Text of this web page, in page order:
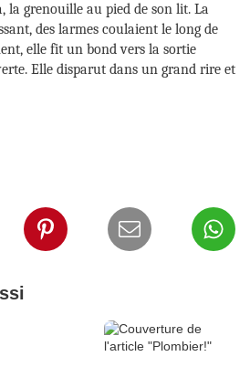
la grenouille au pied de son lit. La
des larmes coulaient le long de
elle fit un bond vers la sortie
Elle disparut dans un grand rire et